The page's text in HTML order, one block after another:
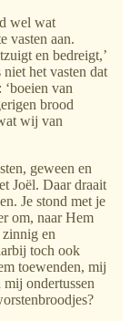
wel wat
vasten aan.
en bedreigt,’
het vasten dat
van
brood
wij van
geween en
Joël. Daar draait
Je stond met je
om, naar Hem
en
toch ook
toewenden, mij
ondertussen